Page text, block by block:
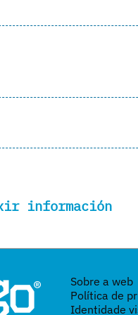
información
Sobre a web
Política de
Identidade